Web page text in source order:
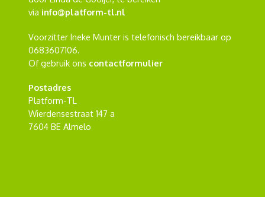
via info@platform-tl.nl
Voorzitter Ineke Munter is telefonisch bereikbaar op
0683607106.
Of gebruik ons contactformulier
Postadres
Platform-TL
Wierdensestraat 147 a
7604 BE Almelo